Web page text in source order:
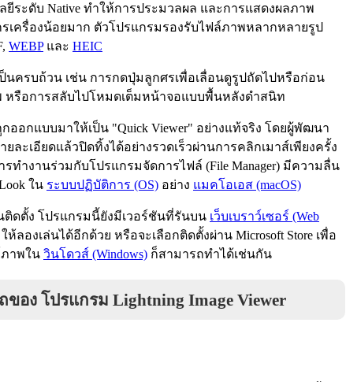
ยีระดับ Native ทำให้การประมวลผล และการแสดงผลภาพ
เครื่องน้อยมาก ตัวโปรแกรมรองรับไฟล์ภาพหลากหลายรูป
WEBPและ HEIC
ครบถ้วน เช่น การกดปุ่มลูกศรเพื่อเลื่อนดูรูปถัดไปหรือก่อน
หรือการสลับไปโหมดเต็มหน้าจอแบบพื้นหลังดำสนิท
กออกแบบมาให้เป็น "Quick Viewer" อย่างแท้จริง โดยผู้พัฒนา
ละเอียดแล้วปิดทิ้งได้อย่างรวดเร็วผ่านการคลิกเมาส์เพียงครั้ง
ทำงานร่วมกับโปรแกรมจัดการไฟล์ (File Manager) มีความลื่น
ใน ระบบปฏิบัติการ (OS) อย่าง แมคโอเอส (macOS)
ดตั้ง โปรแกรมนี้ยังมีเวอร์ชันที่รันบน เว็บเบราว์เซอร์ (Web
ห้ลองเล่นได้อีกด้วย หรือจะเลือกติดตั้งผ่าน Microsoft Store เพื่อ
าพใน วินโดวส์ (Windows) ก็สามารถทำได้เช่นกัน
ง โปรแกรม Lightning Image Viewer